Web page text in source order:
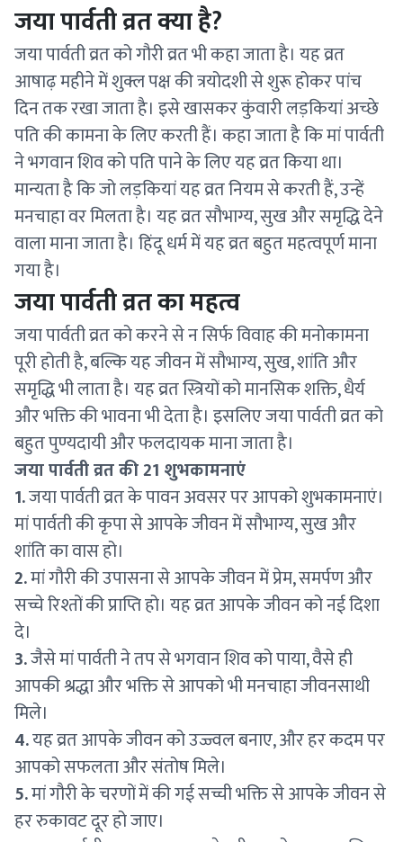
जया पार्वती व्रत क्या है?
जया पार्वती व्रत को गौरी व्रत भी कहा जाता है। यह व्रत
आषाढ़ महीने में शुक्ल पक्ष की त्रयोदशी से शुरू होकर पांच
दिन तक रखा जाता है। इसे खासकर कुंवारी लड़कियां अच्छे
पति की कामना के लिए करती हैं। कहा जाता है कि मां पार्वती
ने भगवान शिव को पति पाने के लिए यह व्रत किया था।
मान्यता है कि जो लड़कियां यह व्रत नियम से करती हैं, उन्हें
मनचाहा वर मिलता है। यह व्रत सौभाग्य, सुख और समृद्धि देने
वाला माना जाता है। हिंदू धर्म में यह व्रत बहुत महत्वपूर्ण माना
गया है।
जया पार्वती व्रत का महत्व
जया पार्वती व्रत को करने से न सिर्फ विवाह की मनोकामना
पूरी होती है, बल्कि यह जीवन में सौभाग्य, सुख, शांति और
समृद्धि भी लाता है। यह व्रत स्त्रियों को मानसिक शक्ति, धैर्य
और भक्ति की भावना भी देता है। इसलिए जया पार्वती व्रत को
बहुत पुण्यदायी और फलदायक माना जाता है।
जया पार्वती व्रत की 21 शुभकामनाएं
1.जया पार्वती व्रत के पावन अवसर पर आपको शुभकामनाएं।
मां पार्वती की कृपा से आपके जीवन में सौभाग्य, सुख और
शांति का वास हो।
2.मां गौरी की उपासना से आपके जीवन में प्रेम, समर्पण और
सच्चे रिश्तों की प्राप्ति हो। यह व्रत आपके जीवन को नई दिशा
दे।
3.जैसे मां पार्वती ने तप से भगवान शिव को पाया, वैसे ही
आपकी श्रद्धा और भक्ति से आपको भी मनचाहा जीवनसाथी
मिले।
4.यह व्रत आपके जीवन को उज्ज्वल बनाए, और हर कदम पर
आपको सफलता और संतोष मिले।
5.मां गौरी के चरणों में की गई सच्ची भक्ति से आपके जीवन से
हर रुकावट दूर हो जाए।